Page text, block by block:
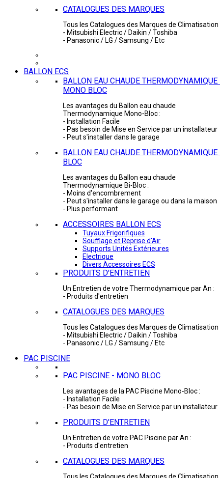
CATALOGUES DES MARQUES
Tous les Catalogues des Marques de Climatisation
- Mitsubishi Electric / Daikin / Toshiba
- Panasonic / LG / Samsung / Etc
BALLON ECS
BALLON EAU CHAUDE THERMODYNAMIQUE
MONO BLOC
Les avantages du Ballon eau chaude
Thermodynamique Mono-Bloc :
- Installation Facile
- Pas besoin de Mise en Service par un installateur
- Peut s'installer dans le garage
BALLON EAU CHAUDE
BLOC
Les avantages du Ballon eau chaude
Thermodynamique Bi-Bloc :
- Moins d'encombrement
- Peut s'installer dans le garage ou dans la maison
- Plus performant
ACCESSOIRES BALLON ECS
Tuyaux Frigorifiques
Soufflage et Reprise d'Air
Supports Unités Extérieures
Electrique
Divers Accessoires ECS
PRODUITS D'ENTRETIEN
Un Entretien de votre Thermodynamique par An :
- Produits d'entretien
CATALOGUES DES MARQUES
Tous les Catalogues des Marques de Climatisation
- Mitsubishi Electric / Daikin / Toshiba
- Panasonic / LG / Samsung / Etc
PAC PISCINE
PAC PISCINE - MONO BLOC
Les avantages de la PAC Piscine Mono-Bloc :
- Installation Facile
- Pas besoin de Mise en Service par un installateur
PRODUITS D'ENTRETIEN
Un Entretien de votre PAC Piscine par An :
- Produits d'entretien
CATALOGUES DES MARQUES